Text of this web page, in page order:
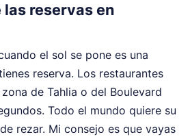
las reservas en
el sol se pone es una
reserva. Los restaurantes
de Tahlia o del Boulevard
Todo el mundo quiere su
rezar. Mi consejo es que vayas